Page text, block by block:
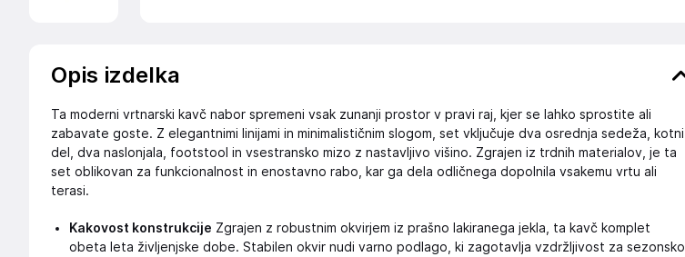
Opis izdelka
Ta moderni vrtnarski kavč nabor spremeni vsak zunanji prostor v pravi raj, kjer se lahko sprostite ali
zabavate goste. Z elegantnimi linijami in minimalističnim slogom, set vključuje dva osrednja sedeža, kotni
del, dva naslonjala, footstool in vsestransko mizo z nastavljivo višino. Zgrajen iz trdnih materialov, je ta
set oblikovan za funkcionalnost in enostavno rabo, kar ga dela odličnega dopolnila vsakemu vrtu ali
terasi.
Kakovost konstrukcije Zgrajen z robustnim okvirjem iz prašno lakiranega jekla, ta kavč komplet
obeta leta življenjske dobe. Stabilen okvir nudi varno podlago, ki zagotavlja vzdržljivost za sezonsko